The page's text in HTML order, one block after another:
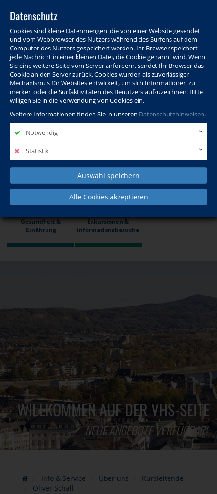
Datenschutz
Cookies sind kleine Datenmengen, die von einer Website gesendet
und vom Webbrowser des Nutzers während des Surfens auf dem
Computer des Nutzers gespeichert werden. Ihr Browser speichert
jede Nachricht in einer kleinen Datei, die Cookie genannt wird. Wenn
Sie eine weitere Seite vom Server anfordern, sendet Ihr Browser das
Cookie an den Server zurück. Cookies wurden als zuverlässiger
Mechanismus für Websites entwickelt, um sich Informationen zu
merken oder die Surfaktivitäten des Benutzers aufzuzeichnen. Bitte
willigen Sie in die Verwendung von Cookies ein.
Weitere Informationen finden Sie in unseren Datenschutzhinweisen.
Notwendig
Statistik
Auswahl speichern
Alle Cookies akzeptieren
Programm Info & Service Aktuelles Warenkorb Login
Ansprechpersonen Kontakt Sitemap
Politik, Wissenschaft &
Internationales
Beruf, IT & Digitales
Gesundheit &
Ernährung
Exkursionen &
Informationsbesuche
WILLKOMMEN AUF DER VHS-SEITE
NEUE ANGEBOTE VERFÜGBAR!
Info & Service Über uns
Kursleitende
Oliver Schall